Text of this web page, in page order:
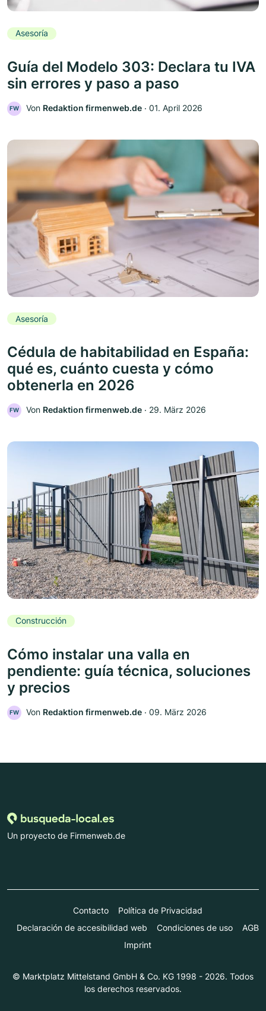
Asesoría
Guía del Modelo 303: Declara tu IVA
sin errores y paso a paso
FW Von Redaktion firmenweb.de ‧ 01. April 2026
Asesoría
Cédula de habitabilidad en España:
qué es, cuánto cuesta y cómo
obtenerla en 2026
FW Von Redaktion firmenweb.de ‧ 29. März 2026
Construcción
Cómo instalar una valla en
pendiente: guía técnica, soluciones
y precios
FW Von Redaktion firmenweb.de ‧ 09. März 2026
Un proyecto de Firmenweb.de
Contacto
Política de Privacidad
Declaración de accesibilidad web
Condiciones de uso
AGB
Imprint
© Marktplatz Mittelstand GmbH & Co. KG 1998 - 2026. Todos
los derechos reservados.